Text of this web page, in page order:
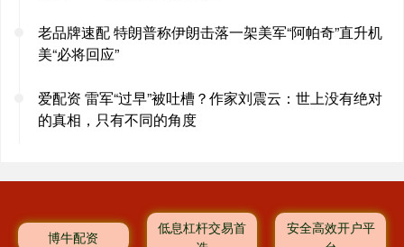
老品牌速配 特朗普称伊朗击落一架美军“阿帕奇”直升机
美“必将回应”
爱配资 雷军“过早”被吐槽？作家刘震云：世上没有绝对
的真相，只有不同的角度
博牛配资
低息杠杆交易首
安全高效开户平